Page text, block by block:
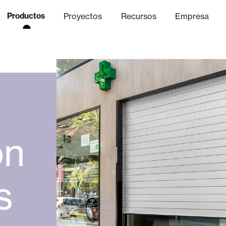
Productos
Celosias y Mallorquinas
Proyectos Recursos
Acabados
Empresa